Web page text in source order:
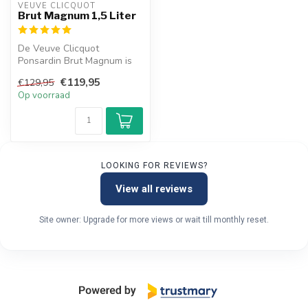
VEUVE CLICQUOT
Brut Magnum 1,5 Liter
De Veuve Clicquot
Ponsardin Brut Magnum is
heeft smak...
€129,95 €119,95
Op voorraad
LOOKING FOR REVIEWS?
View all reviews
Site owner: Upgrade for more views or wait till monthly reset.